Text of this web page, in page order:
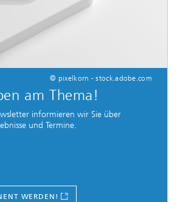
© pixelkorn - stock.adobe.com
am Thema!
informieren wir Sie über
und Termine.
WERDEN!